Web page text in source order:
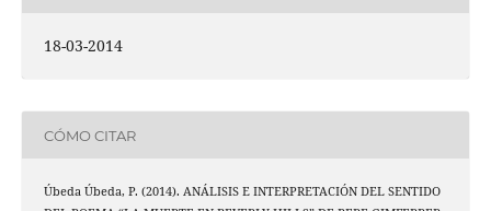
18-03-2014
CÓMO CITAR
Úbeda Úbeda, P. (2014). ANÁLISIS E INTERPRETACIÓN DEL SENTIDO